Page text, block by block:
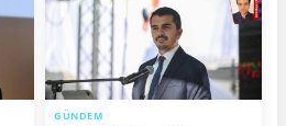
GÜNDEM